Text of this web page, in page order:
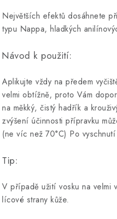
Největších efektů dosáhnete
typu Nappa, hladkých
Návod k použití:
Aplikujte vždy na předem
velmi obtížně, proto Vám
na měkký, čistý hadřík a
zvýšení účinnosti přípravku
(ne víc než 70°C) Po
Tip:
V případě užití vosku na velmi
lícové strany kůže.